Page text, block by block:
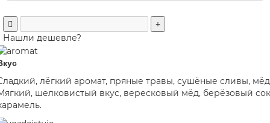
Нашли дешевле?
лёгкий аромат, пряные травы, сушёные сливы,
шелковистый вкус, вересковый мёд, берёзовый